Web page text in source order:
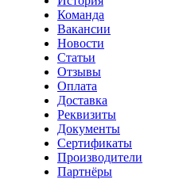
Команда
Вакансии
Новости
Статьи
Отзывы
Оплата
Доставка
Реквизиты
Документы
Сертификаты
Производители
Партнёры